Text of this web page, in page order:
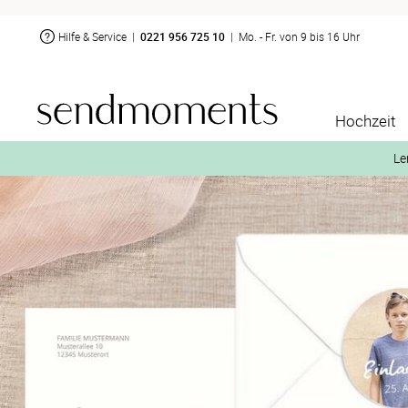
Hilfe & Service | 0221 956 725 10 | Mo. - Fr. von 9 bis 16 Uhr
Hochzeit